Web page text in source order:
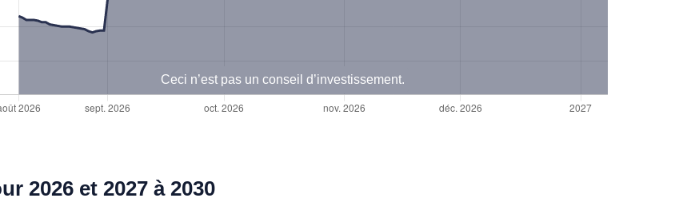
Ceci n’est pas un conseil d’investissement.
2026 et 2027 à 2030